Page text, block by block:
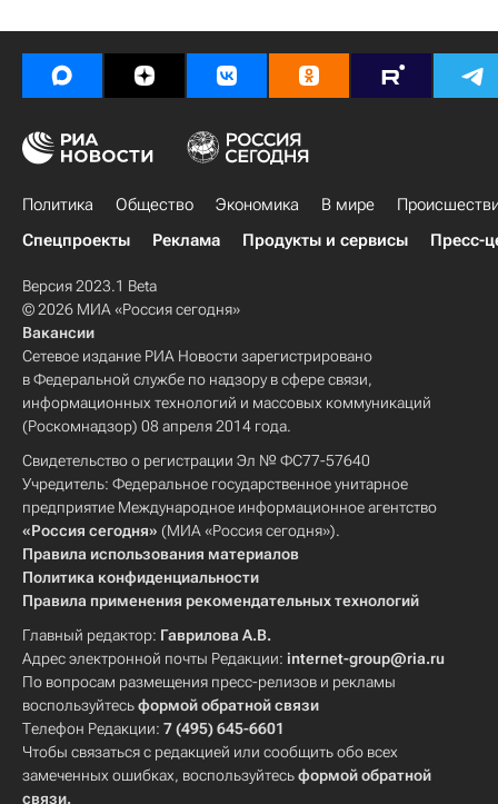
Политика Общество Экономика В мире
Спецпроекты
Реклама Продукты и сервисы Пресс-
Версия 2023.1 Beta
© 2026 МИА «Россия сегодня»
Вакансии
Сетевое издание РИА Новости зарегистрировано
в Федеральной службе по надзору в сфере связи,
информационных технологий и массовых коммуникаций
(Роскомнадзор) 08 апреля 2014 года.
Свидетельство о регистрации Эл № ФС77-57640
Учредитель: Федеральное государственное унитарное
предприятие Международное информационное агентство
«Россия сегодня» (МИА «Россия сегодня»).
Правила использования материалов
Политика конфиденциальности
Правила применения рекомендательных технологий
Главный редактор: Гаврилова А.В.
Адрес электронной почты Редакции: internet-group@ria.ru
По вопросам размещения пресс-релизов и рекламы
воспользуйтесьформой обратной связи
Телефон Редакции: 7 (495) 645-6601
Чтобы связаться с редакцией или сообщить обо всех
замеченных ошибках, воспользуйтесьформой обратной
связи.